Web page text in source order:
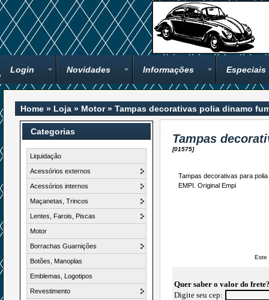
Login Novidades Informações Especiais
Home » Loja » Motor» Tampas decorativas polia dinamo
Categorias
Liquidação
Acessórios externos
Acessórios internos
Maçanetas, Trincos
Lentes, Farois, Piscas
Motor
Borrachas Guarnições
Botões, Manoplas
Emblemas, Logotipos
Revestimento
Tampas
[01575]
Tampas decorativas para
EMPI. Original Empi
Este
Quer saber o valor do
Digite seu cep: